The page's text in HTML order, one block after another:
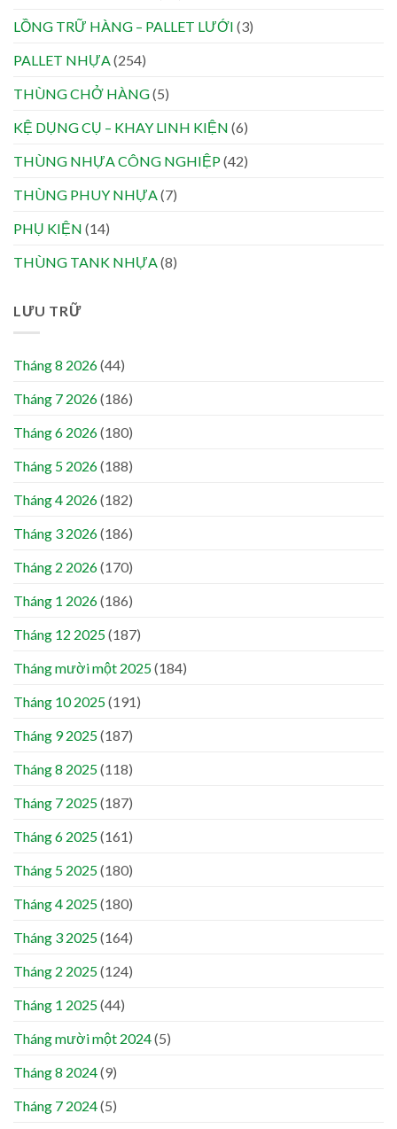
LỒNG TRỮ HÀNG – PALLET LƯỚI (3)
PALLET NHỰA(254)
THÙNG CHỞ HÀNG(5)
KỆ DỤNG CỤ – KHAY LINH KIỆN (6)
THÙNG NHỰA CÔNG NGHIỆP(42)
THÙNG PHUY NHỰA(7)
PHỤ KIỆN (14)
THÙNG TANK NHỰA(8)
LƯU TRỮ
Tháng 8 2026(44)
Tháng 7 2026(186)
Tháng 6 2026(180)
Tháng 5 2026(188)
Tháng 4 2026(182)
Tháng 3 2026(186)
Tháng 2 2026(170)
Tháng 1 2026(186)
Tháng 12 2025(187)
Tháng mười một 2025(184)
Tháng 10 2025(191)
Tháng 9 2025(187)
Tháng 8 2025(118)
Tháng 7 2025(187)
Tháng 6 2025(161)
Tháng 5 2025(180)
Tháng 4 2025(180)
Tháng 3 2025(164)
Tháng 2 2025(124)
Tháng 1 2025(44)
Tháng mười một 2024(5)
Tháng 8 2024(9)
Tháng 7 2024(5)